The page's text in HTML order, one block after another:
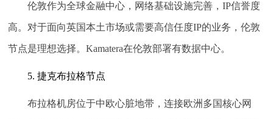
伦敦作为全球金融中心，网络基础设施完善，IP信誉度
高。对于面向英国本土市场或需要高信任度IP的业务，伦敦
节点是理想选择。Kamatera在伦敦部署有数据中心。
5. 捷克布拉格节点
布拉格机房位于中欧心脏地带，连接欧洲多国核心网